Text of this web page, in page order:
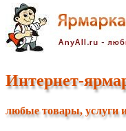
Интернет-
любые товары, услуги